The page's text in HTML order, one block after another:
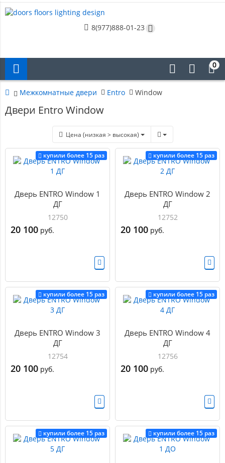
8(977)888-01-23
0
Межкомнатные двери Entro Window
Двери Entro Window
Цена (низкая > высокая)
купили более 15 раз
Дверь ENTRO Window 1
ДГ
12750
20 100 руб.
купили более 15 раз
Дверь ENTRO Window 2
ДГ
12752
20 100 руб.
купили более 15 раз
Дверь ENTRO Window 3
ДГ
12754
20 100 руб.
купили более 15 раз
Дверь ENTRO Window 4
ДГ
12756
20 100 руб.
купили более 15 раз купили более 15 раз